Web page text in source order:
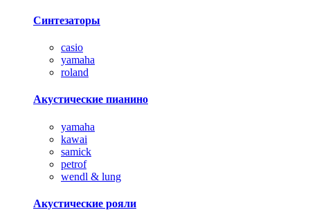
Синтезаторы
casio
yamaha
roland
Акустические пианино
yamaha
kawai
samick
petrof
wendl & lung
Акустические рояли